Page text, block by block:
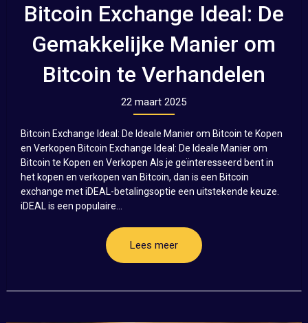
Bitcoin Exchange Ideal: De
Gemakkelijke Manier om
Bitcoin te Verhandelen
22 maart 2025
Bitcoin Exchange Ideal: De Ideale Manier om Bitcoin te Kopen
en Verkopen Bitcoin Exchange Ideal: De Ideale Manier om
Bitcoin te Kopen en Verkopen Als je geïnteresseerd bent in
het kopen en verkopen van Bitcoin, dan is een Bitcoin
exchange met iDEAL-betalingsoptie een uitstekende keuze.
iDEAL is een populaire...
Lees meer